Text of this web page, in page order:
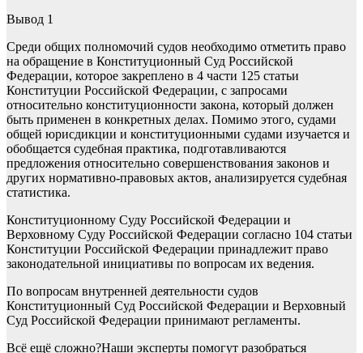
Вывод 1
Среди общих полномочий судов необходимо отметить право
на обращение в Конституционный Суд Российской
Федерации, которое закреплено в 4 части 125 статьи
Конституции Российской Федерации, с запросами
относительно конституционности закона, который должен
быть применен в конкретных делах. Помимо этого, судами
общей юрисдикции и конституционными судами изучается и
обобщается судебная практика, подготавливаются
предложения относительно совершенствования законов и
других нормативно-правовых актов, анализируется судебная
статистика.
Конституционному Суду Российской Федерации и
Верховному Суду Российской Федерации согласно 104 статьи
Конституции Российской Федерации принадлежит право
законодательной инициативы по вопросам их ведения.
По вопросам внутренней деятельности судов
Конституционный Суд Российской Федерации и Верховный
Суд Российской Федерации принимают регламенты.
Всё ещё сложно?Наши эксперты помогут разобраться